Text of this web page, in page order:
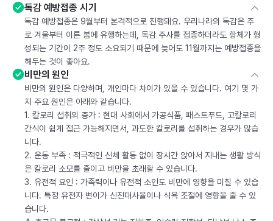
독감 예방접종 시기
독감 예방접종은 9월부터 본격적으로 진행돼요. 우리나라의 독감은 주
로 겨울부터 이른 봄에 유행하는데, 독감 주사를 접종하더라도 항체가 형
성되는 기간이 2주 정도 소요되기 때문에 늦어도 11월까지는 예방접종을
해두는 것이 좋아요.
비만의 원인
비만의 원인은 다양하며, 개인마다 차이가 있을 수 있습니다. 여기 몇 가
지 주요 원인은 아래와 같습니다.
1. 칼로리 섭취의 증가 : 현대 사회에서 가공식품, 패스트푸드, 고칼로리
간식이 쉽게 접근 가능해지면서, 과도한 칼로리를 섭취하는 경우가 많습
니다.
2. 운동 부족 : 적극적인 신체 활동 없이 장시간 앉아서 지내는 생활 방식
은 칼로리 소모를 줄이고 비만을 초래할 수 있습니다.
3. 유전적 요인 : 가족력이나 유전적 소인도 비만에 영향을 미칠 수 있습
니다. 특정 유전자 변이가 신진대사율이나 식욕 조절에 영향을 줄 수 있
습니다.